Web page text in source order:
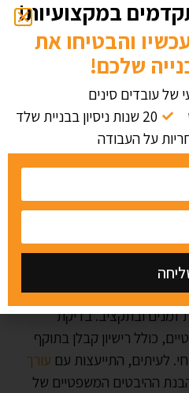
של
התחדשות עירונית. ראשית,
הקודמים שביצע הקבלן, תוך
ובאופיים לפרויקט
פעילים ולבחון את איכות
בנוסף, קבלת המלצות
תובנות חשובות על אמינות
זמנים ובתקציב. בדיקת
כולל רישיון קבלן בתוקף
לעיתים, התייעצות עם עורך
ההיבטים המשפטיים של
במקצועיות!
והבטיחו את
שלכם!
של עובדים סינים
20 שנות ניסיון בבניית שלד